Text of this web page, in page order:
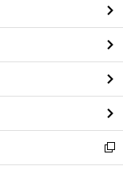
る
い
ウ
ィ
ン
ド
ウ
で
開
く
新